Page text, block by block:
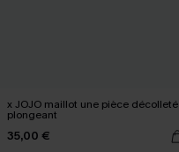
x JOJO maillot une pièce décolleté
plongeant
35,00 €